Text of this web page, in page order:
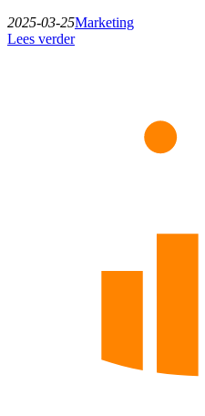
2025-03-25Marketing
Lees verder